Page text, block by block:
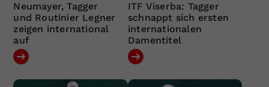
Neumayer, Tagger
und Routinier Legner
zeigen international
auf
ITF Viserba: Tagger
schnappt sich ersten
internationalen
Damentitel